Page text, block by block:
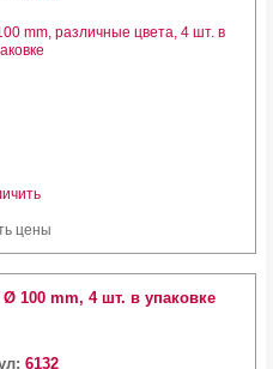
цены
100 mm, 4 шт. в упаковке
6132